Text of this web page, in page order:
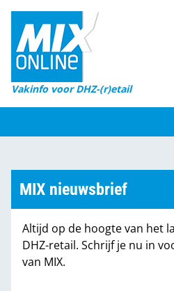
Vakinfo voor DHZ-(r)etail
Home
Magazines
DHZ Sessie
Marktcijfers
Partners
MIX nieuwsbrief
Altijd op de hoogte van het
DHZ-retail. Schrijf je nu in
van MIX.